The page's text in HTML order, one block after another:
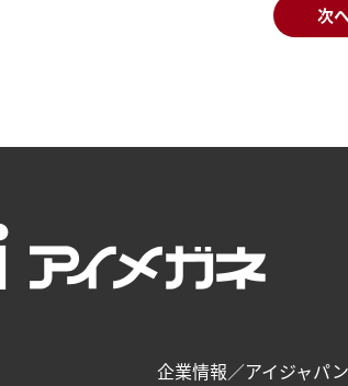
次
企業情報／アイジャパン